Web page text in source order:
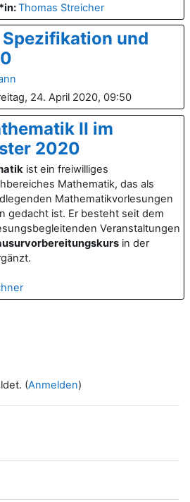
Thomas Streicher
und
24. April 2020, 09:50
II im
2020
ist ein freiwilliges
Mathematik, das als
Mathematikvorlesungen
gedacht ist. Er besteht seit dem
Veranstaltungen
in der
(Anmelden)